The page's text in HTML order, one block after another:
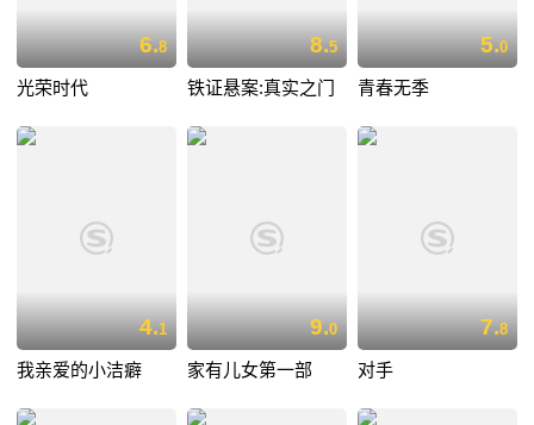
6.8
光荣时代
8.5
铁证悬案:真实之门
5.0
青春无季
4.1
我亲爱的小洁癖
9.0
家有儿女第一部
7.8
对手